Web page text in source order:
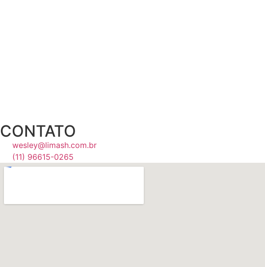
CONTATO
wesley@limash.com.br
(11) 96615-0265